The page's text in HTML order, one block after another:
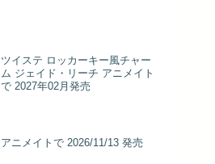
ツイステ ロッカーキー風チャー
ム ジェイド・リーチ アニメイト
で 2027年02月発売
アニメイトで 2026/11/13 発売